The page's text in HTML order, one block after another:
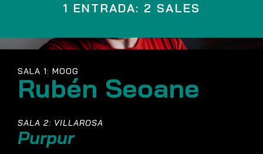
1 ENTRADA: 2 SALES
SALA 1: MOOG
Rubén Seoane
SALA 2: VILLAROSA
Purpur